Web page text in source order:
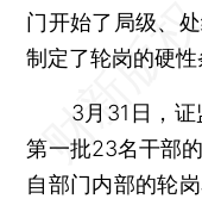
门开始了局级、
制定了轮岗的硬性
3月31日，证
第一批23名干部
自部门内部的轮